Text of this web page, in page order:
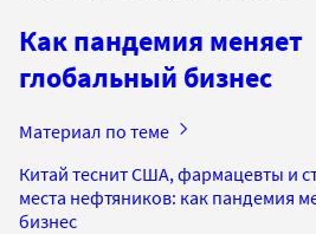
Как пандемия меняет
глобальный бизнес
Материал по теме
Китай теснит США, фармацевты и
места нефтяников: как пандемия
бизнес